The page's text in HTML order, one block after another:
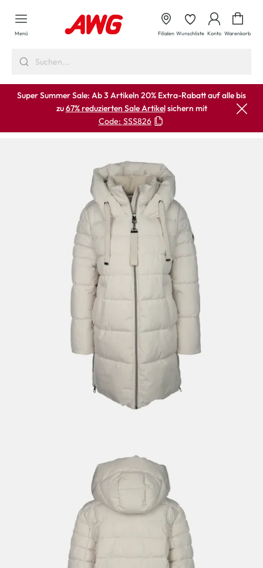
springen
Menü Filialen Wunschliste Konto Warenkorb
Super Summer Sale: Ab 3 Artikeln 20% Extra-Rabatt auf alle bis
zu67% reduzierten Sale Artikelsichern mit
Code: SSS826